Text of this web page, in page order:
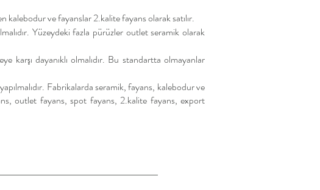
kalebodur ve fayanslar 2.kalite fayans olarak satılır.
Yüzeydeki fazla pürüzler outlet seramik olarak
karşı dayanıklı olmalıdır. Bu standartta olmayanlar
Fabrikalarda seramik, fayans, kalebodur ve
outlet fayans, spot fayans, 2.kalite fayans, export